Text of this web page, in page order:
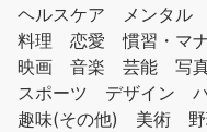
ヘルスケア
メンタル
料理
恋愛 慣習・マ
映画
音楽 芸能 写
スポーツ
デザイン
趣味(その他)
美術